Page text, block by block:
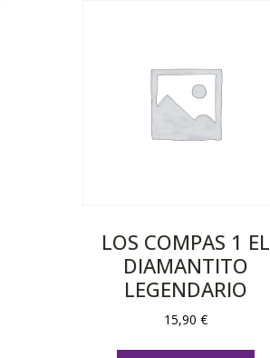
LOS COMPAS 1 EL
DIAMANTITO
LEGENDARIO
15,90 €